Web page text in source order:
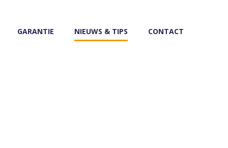
GARANTIE NIEUWS & TIPS CONTACT